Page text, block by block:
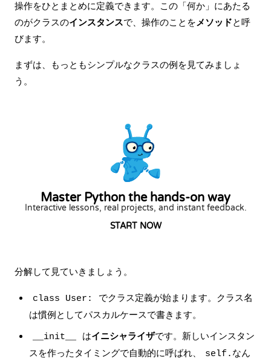
操作をひとまとめに定義できます。この「何か」にあたる
のがクラスのインスタンスで、操作のことをメソッドと呼
びます。
まずは、もっともシンプルなクラスの例を見てみましょ
う。
Master Python the hands-on way
Interactive lessons, real projects, and instant feedback.
START NOW
分解して見ていきましょう。
class User:
でクラス定義が始まります。クラス名
は慣例としてパスカルケースで書きます。
__init__ はイニシャライザです。新しいインスタン
スを作ったタイミングで自動的に呼ばれ、
self.なん